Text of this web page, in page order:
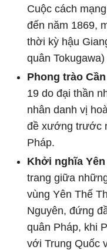
Cuộc cách
đến năm 1869,
thời kỳ hậu
quân
Phong trào
19 do đại thần
nhân danh vị
đề xướng trước
Pháp.
Khởi nghĩa Yên
trang giữa
vùng Yên Thế
Nguyên, đứng
quân Pháp, khi
với Trung Quốc